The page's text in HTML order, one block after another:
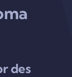
des